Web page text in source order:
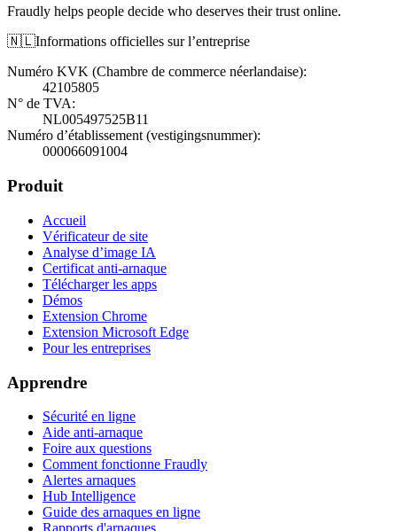
Fraudly helps people decide who deserves their trust online.
🇳🇱Informations officielles sur l’entreprise
Numéro KVK (Chambre de commerce néerlandaise):
42105805
N° de TVA:
NL005497525B11
Numéro d’établissement (vestigingsnummer):
000066091004
Produit
Accueil
Vérificateur de site
Analyse d’image IA
Certificat anti-arnaque
Télécharger les apps
Démos
Extension Chrome
Extension Microsoft Edge
Pour les entreprises
Apprendre
Sécurité en ligne
Aide anti-arnaque
Foire aux questions
Comment fonctionne Fraudly
Alertes arnaques
Hub Intelligence
Guide des arnaques en ligne